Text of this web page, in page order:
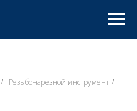
/ Резьбонарезной инструмент /